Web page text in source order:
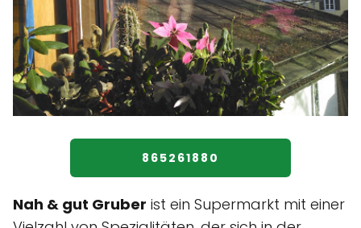
865261880
Nah & gut Gruber ist ein Supermarkt mit einer